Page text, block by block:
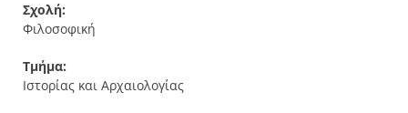
Σχολή:
Φιλοσοφική
Τμήμα:
Ιστορίας και Αρχαιολογίας